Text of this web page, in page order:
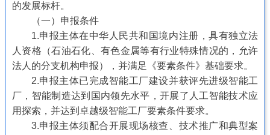
的发展标杆。
（一）申报条件
1.申报主体在中华人民共和国境内注册，具有独立法
人资格（石油石化、有色金属等有行业特殊情况的，允许
法人的分支机构申报），并满足《要素条件》基础要求。
2.申报主体已完成智能工厂建设并获评先进级智能工
厂，智能制造达到国内领先水平，开展了人工智能技术应
用探索，并达到卓越级智能工厂要素条件要求。
3.申报主体须配合开展现场核查、技术推广和典型案